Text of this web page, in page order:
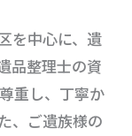
を中心に、遺
品整理士の資
重し、丁寧か
、ご遺族様の